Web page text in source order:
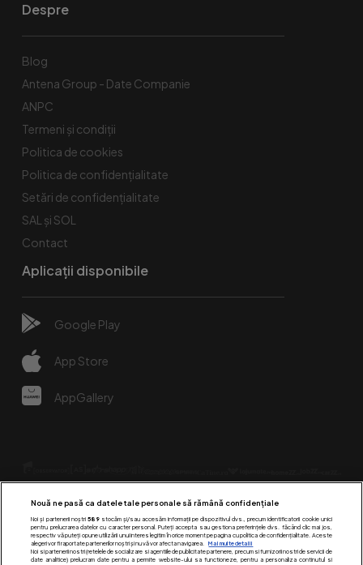
Despre
Blog
Antena Group - Date Companie
ANPC
Termeni și condiții
Politica de cookies
Politica de confidențialitate
Setări de confidențialitate
SAL și SOL
Contact
Aplicații disponibile
Google Play
App Store
AppGallery
Urmărește-ne pe:
Nouă ne pasă ca datele tale personale să rămână confidențiale
Noi și partenerii noștri 589stocăm și/sau accesăm informații pe dispozitivul dvs., precum identificatorii cookie unici
pentru prelucrarea datelor cu caracter personal. Puteți accepta sau gestiona preferințele dvs. făcând clic mai jos,
respectiv vă puteți opune utilizării unui interes legitim în orice moment pe pagina cu politica de confidențialitate. Aceste
alegeri vor fi raportate partenerilor noștri și nu vă vor afecta navigarea.
Mai multe detalii
Noi si partenerii nostri (retelele de socializare si agentiile de publicitate partenere, precum si furnizorii nostri de servicii de
date analitice) prelucram date pentru a permite website-ului sa functioneze, pentru a personaliza continutul si